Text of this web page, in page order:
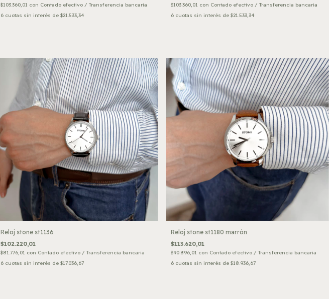
$103.360,01 con Contado efectivo / Transferencia bancaria
6 cuotas sin interés de $21.533,34
$103.360,01 con Contado efectivo / Transferencia bancaria
6 cuotas sin interés de$21.533,34
Reloj stone st1136
$102.220,01
$81.776,01 con Contado efectivo / Transferencia bancaria
6 cuotas sin interés de $17.036,67
Reloj stone st1180 marrón
$113.620,01
$90.896,01 con Contado efectivo / Transferencia bancaria
6 cuotas sin interés de$18.936,67